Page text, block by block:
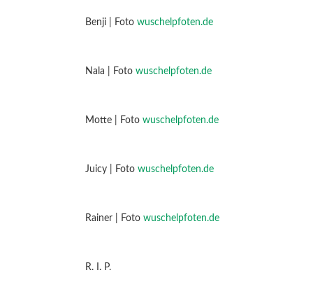
Benji | Foto wuschelpfoten.de
Nala | Foto wuschelpfoten.de
Motte | Foto wuschelpfoten.de
Juicy | Foto wuschelpfoten.de
Rainer | Foto wuschelpfoten.de
R. I. P.